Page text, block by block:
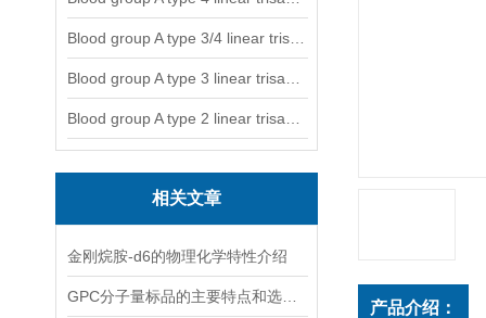
相关文章
金刚烷胺-d6的物理化学特性介绍
产品介绍：